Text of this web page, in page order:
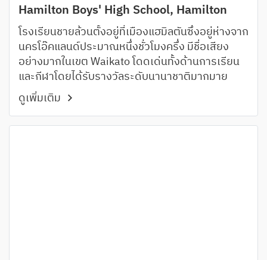
Hamilton Boys' High School, Hamilton
โรงเรียนชายล้วนตั้งอยู่ที่เมืองแฮมิลตันซึ่งอยู่ห่างจาก
นครโอ๊คแลนด์ประมาณหนึ่งชั่วโมงครึ่ง มีชื่อเสียง
อย่างมากในเขต Waikato โดดเด่นทั้งด้านการเรียน
และกีฬาโดยได้รับรางวัลระดับนานาชาติมากมาย
ดูเพิ่มเติม